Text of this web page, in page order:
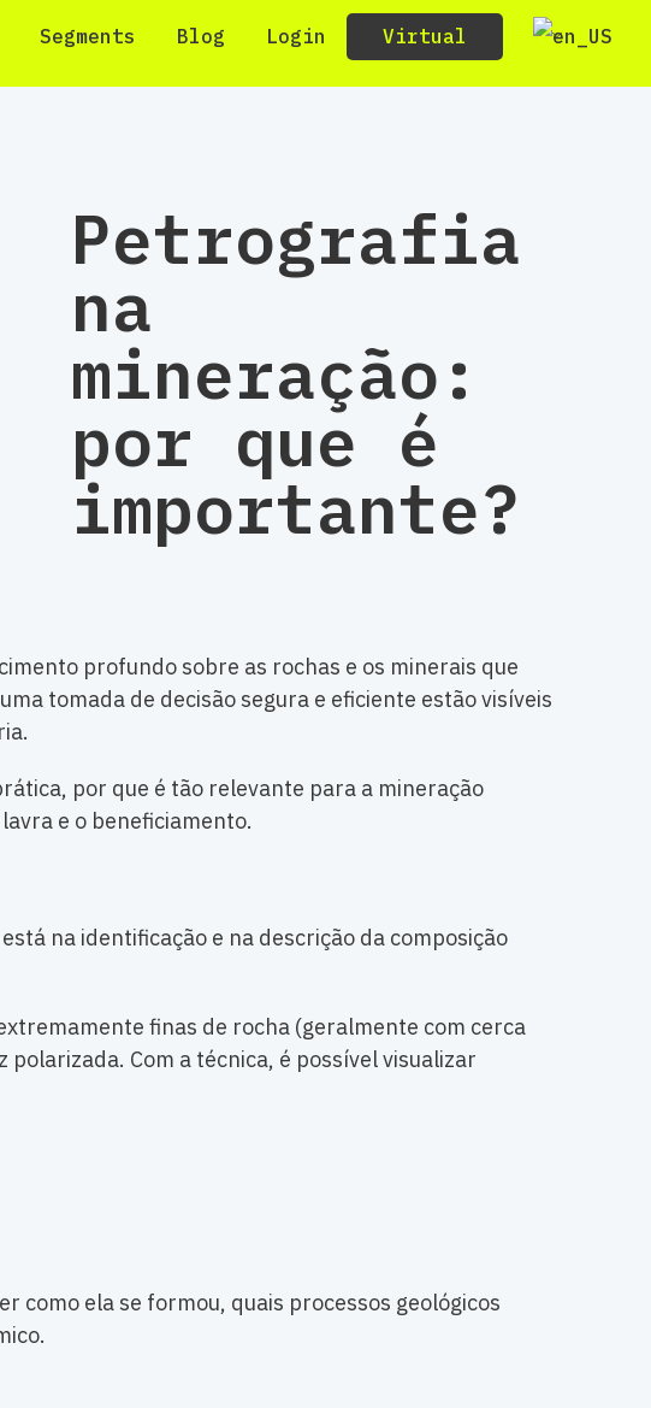
Segments Blog Login Virtual
Petrografia
na
mineração:
por que é
importante?
profundo sobre as rochas e os minerais que
tomada de decisão segura e eficiente estão visíveis
por que é tão relevante para a mineração
e o beneficiamento.
está na identificação e na descrição da composição
finas de rocha (geralmente com cerca
Com a técnica, é possível visualizar
como ela se formou, quais processos geológicos